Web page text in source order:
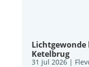
Ketelbrug
31 jul 2026|